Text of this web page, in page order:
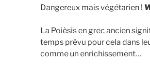
Dangereux mais végétarien !
La Poièsis en grec ancien
temps prévu pour cela dans
comme un enrichissement…